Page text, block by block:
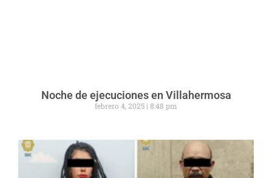
Noche de ejecuciones en Villahermosa
febrero 4, 2025 8:48 pm